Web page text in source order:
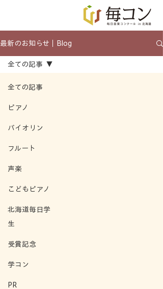
最新のお知らせ｜Blog
全ての記事
ピアノ
バイオリン
フルート
声楽
こどもピアノ
北海道毎日学
生
受賞記念
学コン
PR
全ての記事